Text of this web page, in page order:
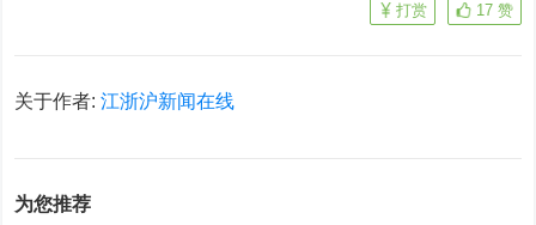
17 赞
打赏
关于作者:江浙沪新闻在线
为您推荐